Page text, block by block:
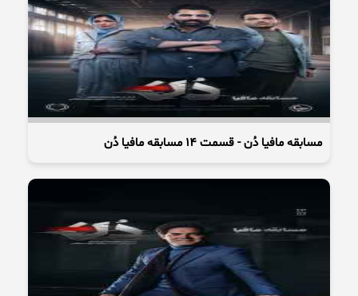
مسابقه مافیا دُن - قسمت 14 مسابقه مافیا دُن